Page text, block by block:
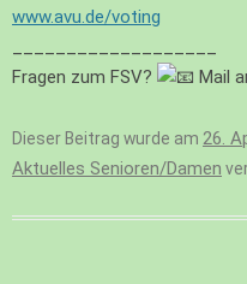
www.avu.de/voting
Fragen zum FSV?
Mail
Dieser Beitrag wurde am 26.
Aktuelles Senioren/Damen